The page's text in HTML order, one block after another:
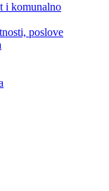
i komunalno
poslove